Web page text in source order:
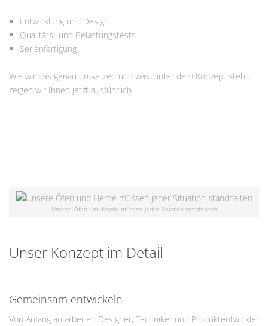
Entwicklung und Design
Qualitäts- und Belastungstests
Serienfertigung
Wie wir das genau umsetzen und was hinter dem Konzept steht,
zeigen wir Ihnen jetzt ausführlich.
Unsere Öfen und Herde müssen jeder Situation standhalten
Unser Konzept im Detail
Gemeinsam entwickeln
Von Anfang an arbeiten Designer, Techniker und Produktentwickler